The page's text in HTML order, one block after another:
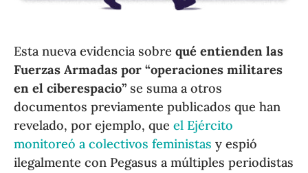
Esta nueva evidencia sobrequé entienden las
Fuerzas Armadas por “operaciones militares
en el ciberespacio” se suma a otros
documentos previamente publicados que han
revelado, por ejemplo, queel Ejército
monitoreó a colectivos feministas y espió
ilegalmente con Pegasus a múltiples periodistas